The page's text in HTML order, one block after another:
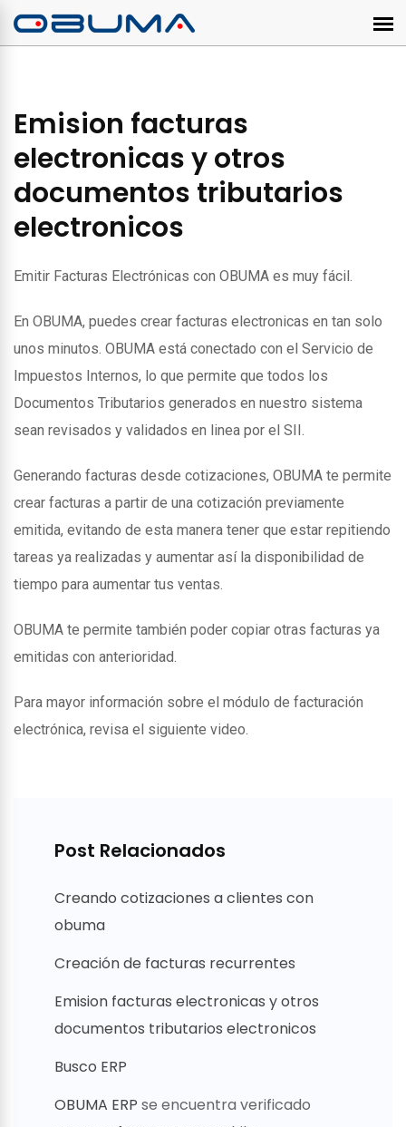
Emision facturas
electronicas y otros
documentos tributarios
electronicos
Emitir Facturas Electrónicas con OBUMA es muy fácil.
En OBUMA, puedes crear facturas electronicas en tan solo
unos minutos. OBUMA está conectado con el Servicio de
Impuestos Internos, lo que permite que todos los
Documentos Tributarios generados en nuestro sistema
sean revisados y validados en linea por el SII.
Generando facturas desde cotizaciones, OBUMA te permite
crear facturas a partir de una cotización previamente
emitida, evitando de esta manera tener que estar repitiendo
tareas ya realizadas y aumentar así la disponibilidad de
tiempo para aumentar tus ventas.
OBUMA te permite también poder copiar otras facturas ya
emitidas con anterioridad.
Para mayor información sobre el módulo de facturación
electrónica, revisa el siguiente video.
Post Relacionados
Creando cotizaciones a clientes con
obuma
Creación de facturas recurrentes
Emision facturas electronicas y otros
documentos tributarios electronicos
Busco ERP
OBUMA ERP se encuentra verificado